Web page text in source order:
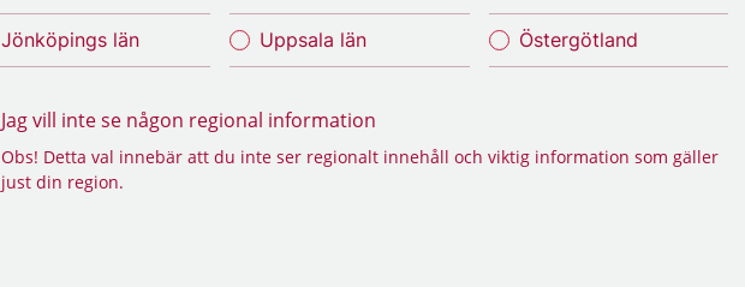
Jönköpings län Uppsala län Östergötland
Jag vill inte se någon regional information
Obs! Detta val innebär att du inte ser regionalt innehåll och viktig information som gäller
just din region.